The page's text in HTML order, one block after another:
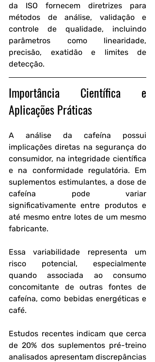
da ISO fornecem diretrizes para
métodos de análise, validação e
controle de qualidade, incluindo
parâmetros como linearidade,
precisão, exatidão e limites de
detecção.
Importância Científica e
Aplicações Práticas
A análise da cafeína possui
implicações diretas na segurança do
consumidor, na integridade científica
e na conformidade regulatória. Em
suplementos estimulantes, a dose de
cafeína pode variar
significativamente entre produtos e
até mesmo entre lotes de um mesmo
fabricante.
Essa variabilidade representa um
risco potencial, especialmente
quando associada ao consumo
concomitante de outras fontes de
cafeína, como bebidas energéticas e
café.
Estudos recentes indicam que cerca
de 20% dos suplementos pré-treino
analisados apresentam discrepâncias